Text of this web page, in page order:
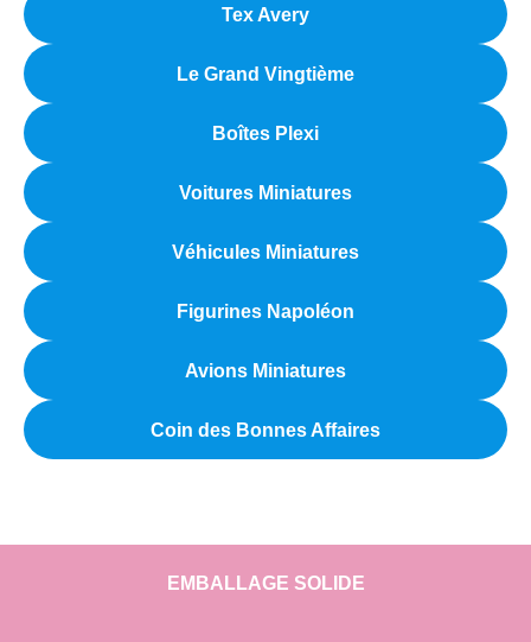
Tex Avery
Le Grand Vingtième
Boîtes Plexi
Voitures Miniatures
Véhicules Miniatures
Figurines Napoléon
Avions Miniatures
Coin des Bonnes Affaires
EMBALLAGE SOLIDE